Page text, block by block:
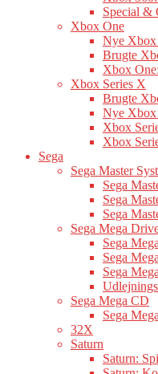
Special &
Xbox One
Nye Xbox
Brugte
Xbox
Xbox Series X
Brugte
Nye Xbox
Xbox
Xbox
Sega
Sega Master
Sega
Sega
Sega
Sega Mega
Sega
Sega
Sega
Sega Mega CD
Sega
32X
Saturn
Saturn: